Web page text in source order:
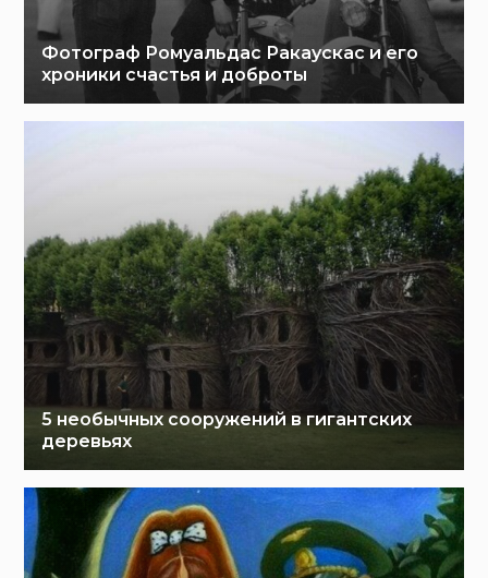
Фотограф Ромуальдас Ракаускас и его
хроники счастья и доброты
5 необычных сооружений в гигантских
деревьях